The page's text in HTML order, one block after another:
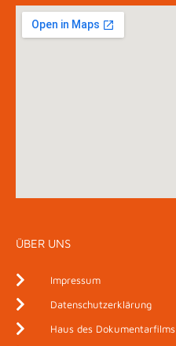
ÜBER UNS
Impressum
Datenschutzerklärung
Haus des Dokumentarfilms